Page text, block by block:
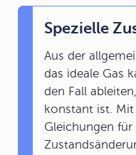
Spezielle
Aus der
das ideale Gas
den Fall
konstant ist. Mit
Gleichungen